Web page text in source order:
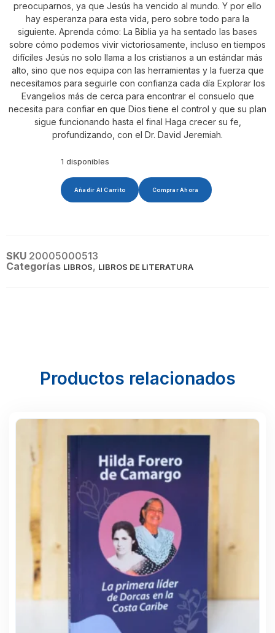
preocuparnos, ya que Jesús ha vencido al mundo. Y por ello
hay esperanza para esta vida, pero sobre todo para la
siguiente. Aprenda cómo: La Biblia ya ha sentado las bases
sobre cómo podemos vivir victoriosamente, incluso en tiempos
difíciles Jesús no solo llama a los cristianos a un estándar más
alto, sino que nos equipa con las herramientas y la fuerza que
necesitamos para seguirle con confianza cada día Explorar los
Evangelios más de cerca para encontrar el consuelo que
necesita para confiar en que Dios tiene el control y que su plan
sigue funcionando hasta el final Haga crecer su fe,
profundizando, con el Dr. David Jeremiah.
1 disponibles
Añadir Al Carrito Comprar Ahora
SKU 20005000513
Categorías LIBROS, LIBROS DE LITERATURA
Productos relacionados